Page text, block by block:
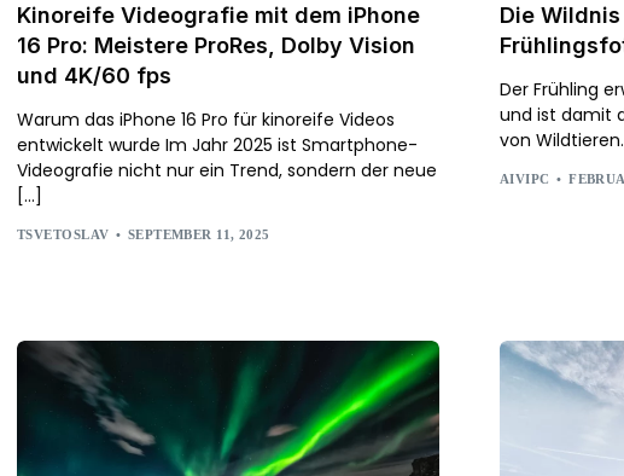
Kinoreife Videografie mit dem iPhone
16 Pro: Meistere ProRes, Dolby Vision
und 4K/60 fps
Warum das iPhone 16 Pro für kinoreife Videos
entwickelt wurde Im Jahr 2025 ist Smartphone-
Videografie nicht nur ein Trend, sondern der neue
[…]
TSVETOSLAV SEPTEMBER 11, 2025
Die
Der Frühling
und ist damit
von
AIVIPC